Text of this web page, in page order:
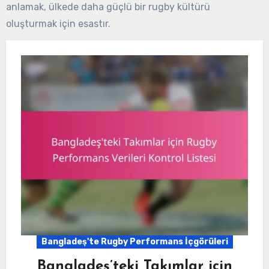
anlamak, ülkede daha güçlü bir rugby kültürü
oluşturmak için esastır.
Bangladeş'te Rugby Performans İçgörüleri